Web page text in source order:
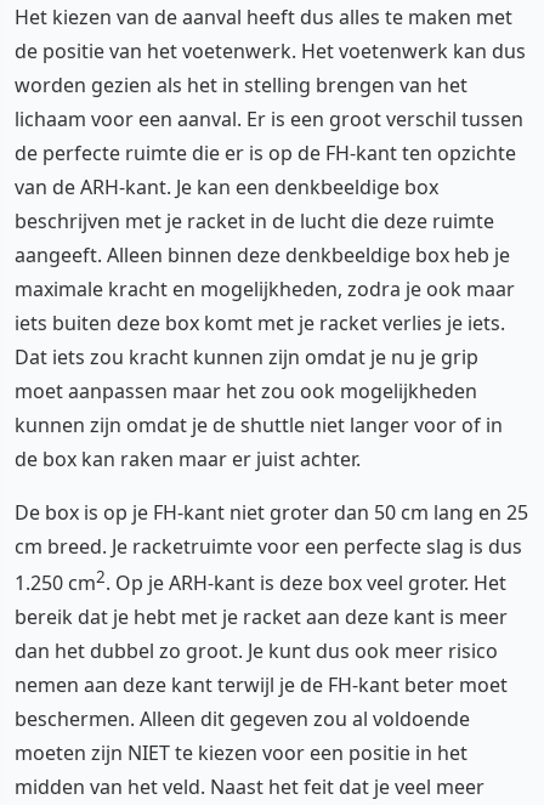
Het kiezen van de aanval heeft dus alles te maken met
de positie van het voetenwerk. Het voetenwerk kan dus
worden gezien als het in stelling brengen van het
lichaam voor een aanval. Er is een groot verschil tussen
de perfecte ruimte die er is op de FH-kant ten opzichte
van de ARH-kant. Je kan een denkbeeldige box
beschrijven met je racket in de lucht die deze ruimte
aangeeft. Alleen binnen deze denkbeeldige box heb je
maximale kracht en mogelijkheden, zodra je ook maar
iets buiten deze box komt met je racket verlies je iets.
Dat iets zou kracht kunnen zijn omdat je nu je grip
moet aanpassen maar het zou ook mogelijkheden
kunnen zijn omdat je de shuttle niet langer voor of in
de box kan raken maar er juist achter.
De box is op je FH-kant niet groter dan 50 cm lang en 25
cm breed. Je racketruimte voor een perfecte slag is dus
1.250 cm2. Op je ARH-kant is deze box veel groter. Het
bereik dat je hebt met je racket aan deze kant is meer
dan het dubbel zo groot. Je kunt dus ook meer risico
nemen aan deze kant terwijl je de FH-kant beter moet
beschermen. Alleen dit gegeven zou al voldoende
moeten zijn NIET te kiezen voor een positie in het
midden van het veld. Naast het feit dat je veel meer